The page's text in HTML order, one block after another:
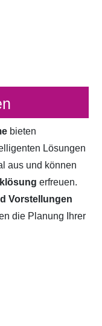
bieten
Lösungen
aus und können
erfreuen.
Vorstellungen
die Planung Ihrer